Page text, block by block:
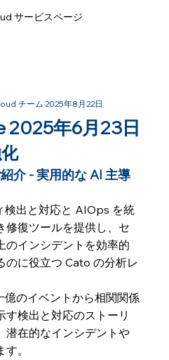
サービスページ
2025年6月23日
チーム2025年8月22日
介 - 実用的な AI 主導
検出と対応と AIOps を統
修復ツールを提供し、セ
のインシデントを効率的
のに役立つ Cato の分析レ
億のイベントから相関関係
す検出と対応のストーリ
潜在的なインシデントや
。